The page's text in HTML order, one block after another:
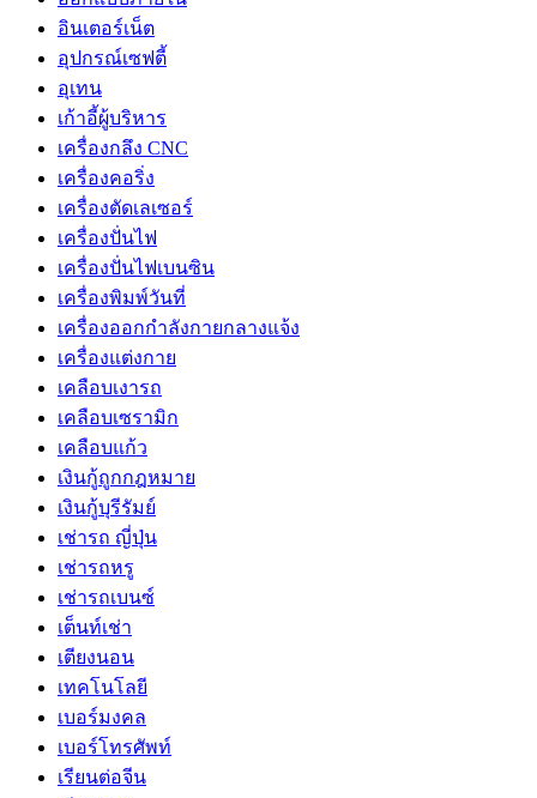
อินเตอร์เน็ต
อุปกรณ์เซฟตี้
อุเทน
เก้าอี้ผู้บริหาร
เครื่องกลึง CNC
เครื่องคอริ่ง
เครื่องตัดเลเซอร์
เครื่องปั่นไฟ
เครื่องปั่นไฟเบนซิน
เครื่องพิมพ์วันที่
เครื่องออกกำลังกายกลางแจ้ง
เครื่องแต่งกาย
เคลือบเงารถ
เคลือบเซรามิก
เคลือบแก้ว
เงินกู้ถูกกฎหมาย
เงินกู้บุรีรัมย์
เช่ารถ ญี่ปุ่น
เช่ารถหรู
เช่ารถเบนซ์
เต็นท์เช่า
เตียงนอน
เทคโนโลยี
เบอร์มงคล
เบอร์โทรศัพท์
เรียนต่อจีน